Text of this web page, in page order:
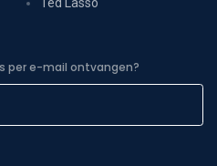
per e-mail ontvangen?